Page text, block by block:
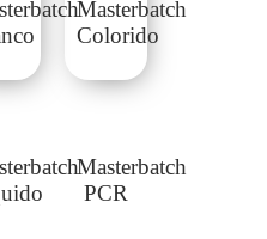
Masterbatch
Colorido
Masterbatch
PCR